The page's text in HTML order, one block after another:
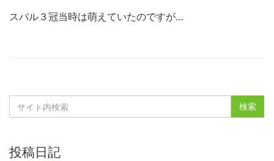
スバル３冠当時は萌えていたのですが…
投稿日記